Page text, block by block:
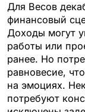
Для Весов
финансовый
Доходы могут
работы или
ранее. Но
равновесие,
на эмоциях.
потребуют